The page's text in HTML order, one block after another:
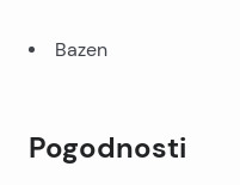
Bazen
Pogodnosti